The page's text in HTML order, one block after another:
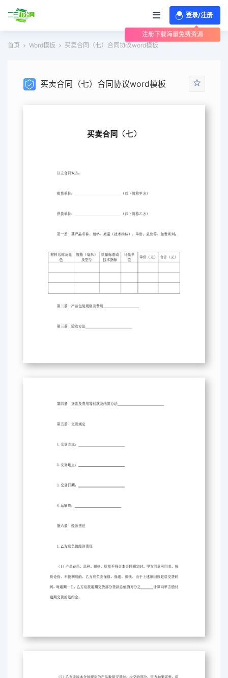
登录/注册
注册下载海量免费资源
首页
Word模板 买卖合同（七）合同协议word模板
买卖合同（七）合同协议word模板